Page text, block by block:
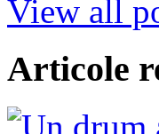
View all
Articole